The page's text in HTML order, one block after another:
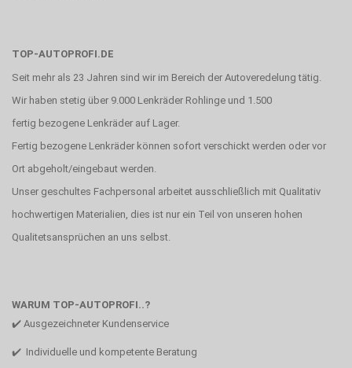
TOP-AUTOPROFI.DE
Seit mehr als 23 Jahren sind wir im Bereich der Autoveredelung tätig.
Wir haben stetig über 9.000 Lenkräder Rohlinge und 1.500
fertig bezogene Lenkräder auf Lager.
Fertig bezogene Lenkräder können sofort verschickt werden oder vor
Ort abgeholt/eingebaut werden.
Unser geschultes Fachpersonal arbeitet ausschließlich mit Qualitativ
hochwertigen Materialien, dies ist nur ein Teil von unseren hohen
Qualitetsansprüchen an uns selbst.
WARUM TOP-AUTOPROFI..?
✔️ Ausgezeichneter Kundenservice
✔️ Individuelle und kompetente Beratung